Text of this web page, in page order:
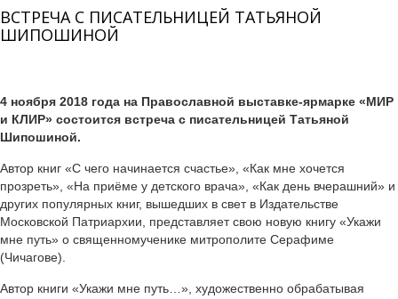
ВСТРЕЧА С ПИСАТЕЛЬНИЦЕЙ ТАТЬЯНОЙ
ШИПОШИНОЙ
4 ноября 2018 года на Православной выставке-ярмарке «МИР
и КЛИР» состоится встреча с писательницей Татьяной
Шипошиной.
Автор книг «С чего начинается счастье», «Как мне хочется
прозреть», «На приёме у детского врача», «Как день вчерашний» и
других популярных книг, вышедших в свет в Издательстве
Московской Патриархии, представляет свою новую книгу «Укажи
мне путь» о священномученике митрополите Серафиме
(Чичагове).
Автор книги «Укажи мне путь…», художественно обрабатывая